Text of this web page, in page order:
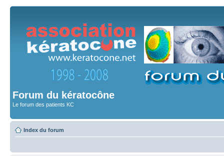
Forum du kératocône
Le forum des patients KC
Index du forum